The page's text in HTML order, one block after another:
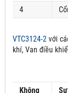
4
VTC3124-2 với
khí, Van điều
Không